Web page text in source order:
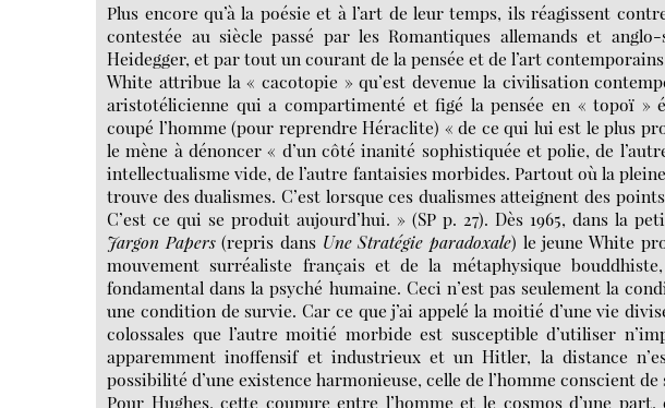
Plus encore qu’à la poésie et à l’art de leur temps, ils réagissent
contestée au siècle passé par les Romantiques allemands et
Heidegger, et par tout un courant de la pensée et de l’art
White attribue la « cacotopie » qu’est devenue la civilisation
aristotélicienne qui a compartimenté et figé la pensée en « topoï »
coupé l’homme (pour reprendre Héraclite) « de ce qui lui est le plus
le mène à dénoncer « d’un côté inanité sophistiquée et polie, de
intellectualisme vide, de l’autre fantaisies morbides. Partout où la
trouve des dualismes. C’est lorsque ces dualismes atteignent des
C’est ce qui se produit aujourd’hui. » (SP p. 27). Dès 1965, dans la
Jargon Papers(repris dans Une Stratégie paradoxale) le jeune White
mouvement surréaliste français et de la métaphysique
fondamental dans la psyché humaine. Ceci n’est pas seulement la
une condition de survie. Car ce que j’ai appelé la moitié d’une vie
colossales que l’autre moitié morbide est susceptible d’utiliser
apparemment inoffensif et industrieux et un Hitler, la distance
possibilité d’une existence harmonieuse, celle de l’homme conscient de
Pour Hughes, cette coupure entre l’homme et le cosmos d’une